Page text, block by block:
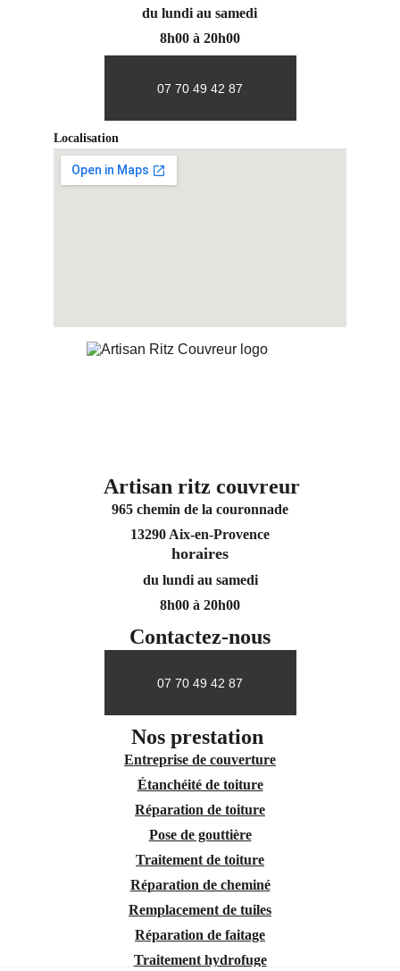
07 70 49 42 87
Localisation
du lundi au samedi
8h00 à 20h00
Contactez-nous
07 70 49 42 87
Artisan ritz couvreur
Nos prestation
Entreprise de couverture
Étanchéité de toiture
Réparation de toiture
Pose de gouttière
Traitement de toiture
Réparation de cheminé
Remplacement de tuiles
Réparation de faitage
Traitement hydrofuge
965 chemin de la couronnade
13290 Aix-en-Provence
horaires
du lundi au samedi
8h00 à 20h00